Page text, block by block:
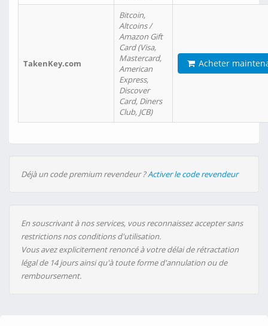
TakenKey.com
Bitcoin,
Altcoins /
Amazon Gift
Card (Visa,
Mastercard,
American
Express,
Discover
Card, Diners
Club, JCB)
Acheter
Déjà un code premium revendeur ?Activer le code revendeur
En souscrivant à nos services, vous reconnaissez accepter sans
restrictions nos conditions d'utilisation.
Vous avez explicitement renoncé à votre délai de rétractation
légal de 14 jours ainsi qu'à toute forme d'annulation ou de
remboursement.